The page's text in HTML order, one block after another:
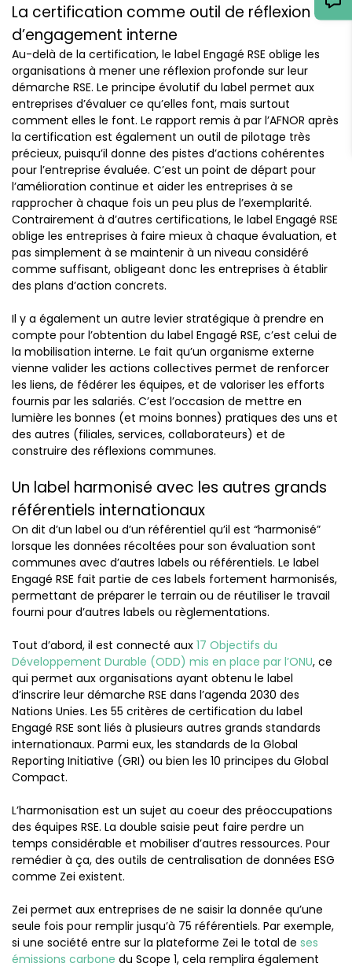
La certification comme outil de réflexion et
d’engagement interne
Au-delà de la certification, le label Engagé RSE oblige les
organisations à mener une réflexion profonde sur leur
démarche RSE. Le principe évolutif du label permet aux
entreprises d’évaluer ce qu’elles font, mais surtout
comment elles le font. Le rapport remis à par l’AFNOR après
la certification est également un outil de pilotage très
précieux, puisqu’il donne des pistes d’actions cohérentes
pour l’entreprise évaluée. C’est un point de départ pour
l’amélioration continue et aider les entreprises à se
rapprocher à chaque fois un peu plus de l’exemplarité.
Contrairement à d’autres certifications, le label Engagé RSE
oblige les entreprises à faire mieux à chaque évaluation, et
pas simplement à se maintenir à un niveau considéré
comme suffisant, obligeant donc les entreprises à établir
des plans d’action concrets.
Il y a également un autre levier stratégique à prendre en
compte pour l’obtention du label Engagé RSE, c’est celui de
la mobilisation interne. Le fait qu’un organisme externe
vienne valider les actions collectives permet de renforcer
les liens, de fédérer les équipes, et de valoriser les efforts
fournis par les salariés. C’est l’occasion de mettre en
lumière les bonnes (et moins bonnes) pratiques des uns et
des autres (filiales, services, collaborateurs) et de
construire des réflexions communes.
Un label harmonisé avec les autres grands
référentiels internationaux
On dit d’un label ou d’un référentiel qu’il est “harmonisé”
lorsque les données récoltées pour son évaluation sont
communes avec d’autres labels ou référentiels. Le label
Engagé RSE fait partie de ces labels fortement harmonisés,
permettant de préparer le terrain ou de réutiliser le travail
fourni pour d’autres labels ou règlementations.
Tout d’abord, il est connecté aux 17 Objectifs du
Développement Durable (ODD) mis en place par l’ONU, ce
qui permet aux organisations ayant obtenu le label
d’inscrire leur démarche RSE dans l’agenda 2030 des
Nations Unies. Les 55 critères de certification du label
Engagé RSE sont liés à plusieurs autres grands standards
internationaux. Parmi eux, les standards de la Global
Reporting Initiative (GRI) ou bien les 10 principes du Global
Compact.
L’harmonisation est un sujet au coeur des préoccupations
des équipes RSE. La double saisie peut faire perdre un
temps considérable et mobiliser d’autres ressources. Pour
remédier à ça, des outils de centralisation de données ESG
comme Zei existent.
Zei permet aux entreprises de ne saisir la donnée qu’une
seule fois pour remplir jusqu’à 75 référentiels. Par exemple,
si une société entre sur la plateforme Zei le total de ses
émissions carbone du Scope 1, cela remplira également